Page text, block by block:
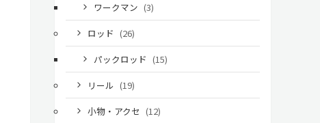
ワークマン (3)
ロッド (26)
パックロッド (15)
リール (19)
小物・アクセ (12)